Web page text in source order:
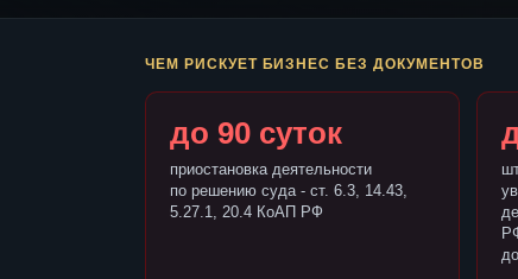
ЧЕМ РИСКУЕТ БИЗНЕС БЕЗ ДОКУМЕНТОВ
до 90 суток
приостановка деятельности
по решению суда - ст. 6.3, 14.43,
5.27.1, 20.4 КоАП РФ